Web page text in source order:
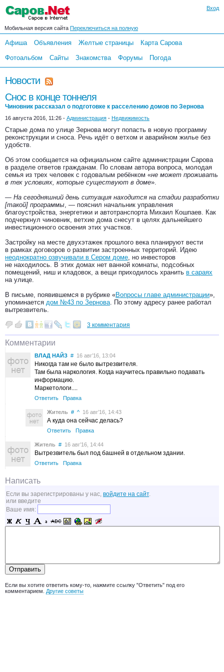
Вход
Мобильная версия сайта Переключиться на полную
Афиша Объявления Желтые страницы
Карта Сарова
Фотоальбом
Сайты Знакомства Форумы Погода
Новости
Снос в конце тоннеля
Чиновник рассказал о подготовке к расселению домов по Зернова
16 августа 2016, 11:26 - Администрация - Недвижимость
Старые дома по улице Зернова могут попасть в новую программу
реконструкции и сноса. Речь идёт о ветхом и аварийном жилье без
удобств.
Об этом сообщается на официальном сайте администрации Сарова
в разделе ответов гражданам. По словам автора вопроса, молодая
семья из трех человек с годовалым ребёнком «не может проживать
в тех условиях, которые существуют в доме».
— На сегодняшний день ситуация находится на стадии разработки
[такой] программы, — пояснил начальник управления
благоустройства, энергетики и автотранспорта Михаил Кошпаев. Как
подчеркнул чиновник, ветхие дома снесут в целях дальнейшего
инвестиционного освоения этих участков.
Застройку на месте двухэтажек прошлого века планируют вести
в рамках договоров о развитии застроенных территорий. Идею
неоднократно озвучивали в Сером доме, но инвесторов
не находилось. В этих домах нет ванной комнаты, подсобных
помещений, ниш и кладовок, а вещи приходилось хранить в сараях
на улице.
В письме, появившемся в рубрике «Вопросы главе администрации»,
упоминается дом №43 по Зернова. По этому адресу ранее работал
вытрезвитель.
3 комментария
Комментарии
ВЛАД НАЙЗ # 16 авг’16, 13:04
Никогда там не было вытрезвителя.
Там была наркология. Когда научитесь правильно подавать
информацию.
Маркетологи....
Ответить Правка
Житель # ^ 16 авг’16, 14:43
А куда она сейчас делась?
Ответить Правка
Житель # 16 авг’16, 14:44
Вытрезвитель был под башней в отдельном здании.
Ответить Правка
Написать
Если вы зарегистрированы у нас, войдите на сайт.
или введите
Ваше имя:
Если вы хотите ответить кому-то, нажмите ссылку "Ответить" под его
комментарием. Другие советы